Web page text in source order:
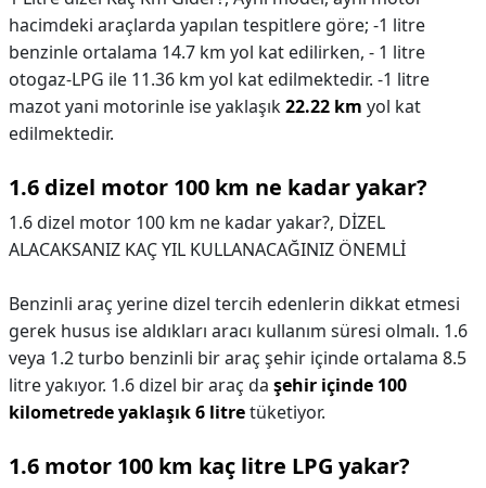
hacimdeki araçlarda yapılan tespitlere göre; -1 litre
benzinle ortalama 14.7 km yol kat edilirken, - 1 litre
otogaz-LPG ile 11.36 km yol kat edilmektedir. -1 litre
mazot yani motorinle ise yaklaşık22.22 km yol kat
edilmektedir.
1.6 dizel motor 100 km ne kadar yakar?
1.6 dizel motor 100 km ne kadar yakar?, DİZEL
ALACAKSANIZ KAÇ YIL KULLANACAĞINIZ ÖNEMLİ
Benzinli araç yerine dizel tercih edenlerin dikkat etmesi
gerek husus ise aldıkları aracı kullanım süresi olmalı. 1.6
veya 1.2 turbo benzinli bir araç şehir içinde ortalama 8.5
litre yakıyor. 1.6 dizel bir araç da şehir içinde 100
kilometrede yaklaşık 6 litretüketiyor.
1.6 motor 100 km kaç litre LPG yakar?